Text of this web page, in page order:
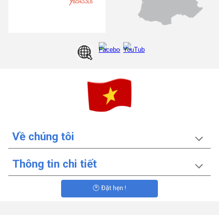
Về chúng tôi
Thông tin chi tiết
🕑 Đặt hẹn !